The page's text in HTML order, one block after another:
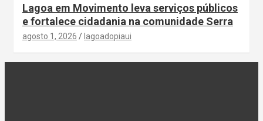
Lagoa em Movimento leva serviços públicos
e fortalece cidadania na comunidade Serra
agosto 1, 2026 lagoadopiaui